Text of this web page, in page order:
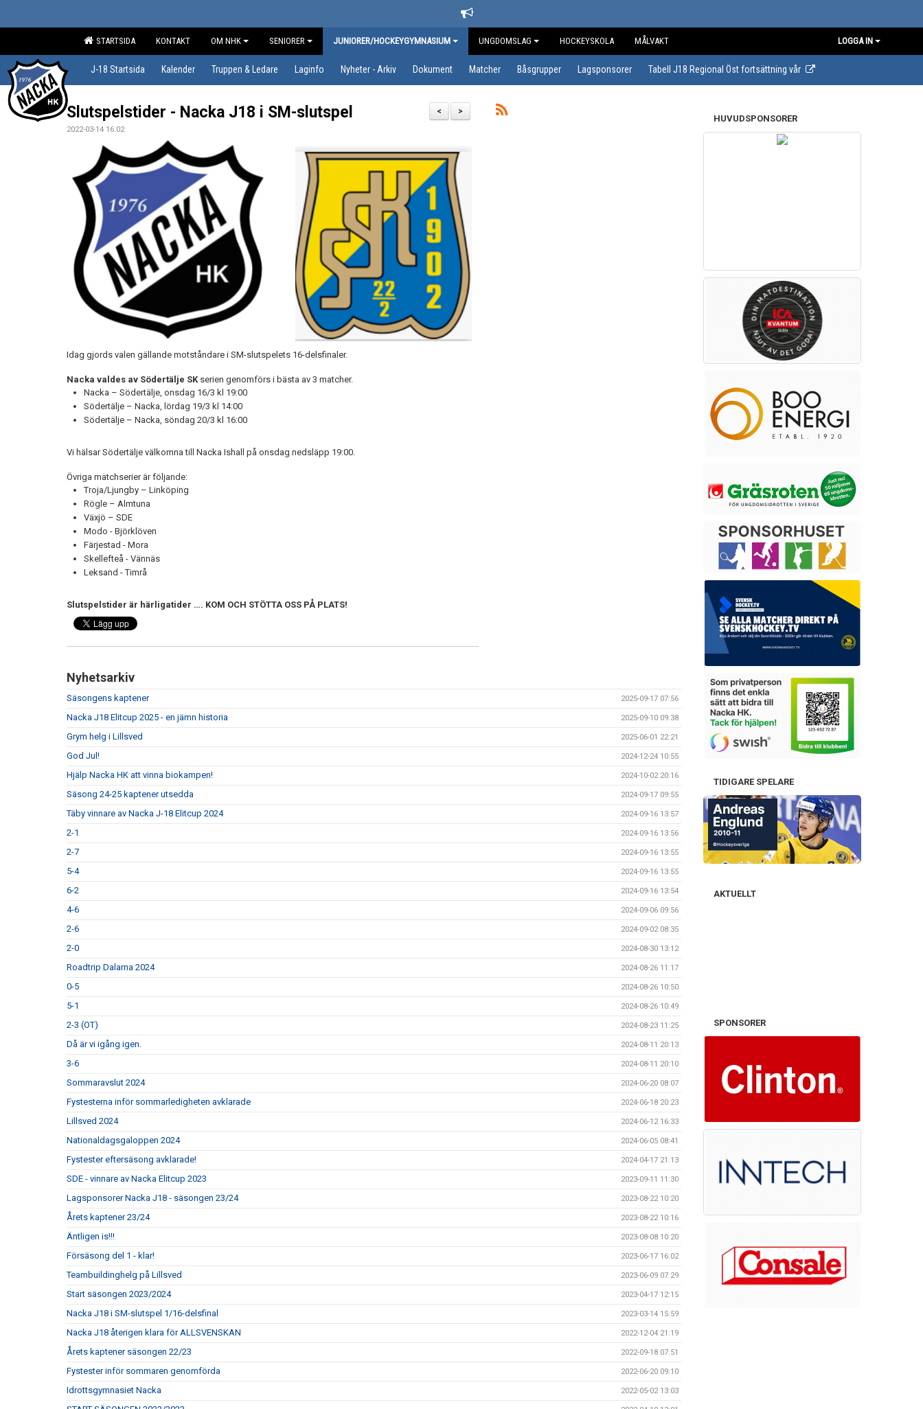
STARTSIDA KONTAKT OM NHK SENIORER JUNIORER/HOCKEYGYMNASIUM UNGDOMSLAG HOCKEYSKOLA MÅLVAKT LOGGA IN
J-18 Startsida Kalender Truppen & Ledare Laginfo Nyheter - Arkiv Dokument Matcher Båsgrupper Lagsponsorer Tabell J18 Regional Öst fortsättning vår
>
<
Slutspelstider - Nacka J18 i SM-slutspel
2022-03-14 16:02
Idag gjords valen gällande motståndare i SM-slutspelets 16-delsfinaler.
Nacka valdes av Södertälje SK serien genomförs i bästa av 3 matcher.
Nacka – Södertälje, onsdag 16/3 kl 19:00
Södertälje – Nacka, lördag 19/3 kl 14:00
Södertälje – Nacka, söndag 20/3 kl 16:00
Vi hälsar Södertälje välkomna till Nacka Ishall på onsdag nedsläpp 19:00.
Övriga matchserier är följande:
Troja/Ljungby – Linköping
Rögle – Almtuna
Växjö – SDE
Modo - Björklöven
Färjestad - Mora
Skellefteå - Vännäs
Leksand - Timrå
Slutspelstider är härligatider …. KOM OCH STÖTTA OSS PÅ PLATS!
Nyhetsarkiv
Säsongens kaptener 2025-09-17 07:56
Nacka J18 Elitcup 2025 - en jämn historia 2025-09-10 09:38
Grym helg i Lillsved 2025-06-01 22:21
God Jul! 2024-12-24 10:55
Hjälp Nacka HK att vinna biokampen! 2024-10-02 20:16
Säsong 24-25 kaptener utsedda 2024-09-17 09:55
Täby vinnare av Nacka J-18 Elitcup 2024 2024-09-16 13:57
2-1 2024-09-16 13:56
2-7 2024-09-16 13:55
5-4 2024-09-16 13:55
6-2 2024-09-16 13:54
4-6 2024-09-06 09:56
2-6 2024-09-02 08:35
2-0 2024-08-30 13:12
Roadtrip Dalarna 2024 2024-08-26 11:17
0-5 2024-08-26 10:50
5-1 2024-08-26 10:49
2-3 (OT) 2024-08-23 11:25
Då är vi igång igen. 2024-08-11 20:13
3-6 2024-08-11 20:10
Sommaravslut 2024 2024-06-20 08:07
Fystesterna inför sommarledigheten avklarade 2024-06-18 20:23
Lillsved 2024 2024-06-12 16:33
Nationaldagsgaloppen 2024 2024-06-05 08:41
Fystester eftersäsong avklarade! 2024-04-17 21:13
SDE - vinnare av Nacka Elitcup 2023 2023-09-11 11:30
Lagsponsorer Nacka J18 - säsongen 23/24 2023-08-22 10:20
Årets kaptener 23/24 2023-08-22 10:16
Äntligen is!!! 2023-08-08 10:20
Försäsong del 1 - klar! 2023-06-17 16:02
Teambuildinghelg på Lillsved 2023-06-09 07:29
Start säsongen 2023/2024 2023-04-17 12:15
Nacka J18 i SM-slutspel 1/16-delsfinal 2023-03-14 15:59
Nacka J18 återigen klara för ALLSVENSKAN 2022-12-04 21:19
Årets kaptener säsongen 22/23 2022-09-18 07:51
Fystester inför sommaren genomförda 2022-06-20 09:10
Idrottsgymnasiet Nacka 2022-05-02 13:03
HUVUDSPONSORER
TIDIGARE SPELARE
AKTUELLT
SPONSORER